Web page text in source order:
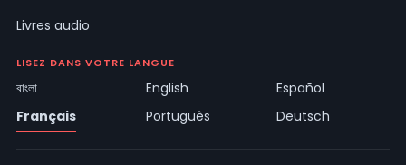
Livres audio
LISEZ DANS VOTRE LANGUE
বাংলা English
Español
Français
Português Deutsch